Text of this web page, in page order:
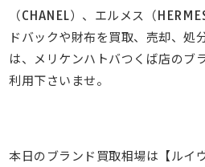
（CHANEL）、エルメス（
ドバックや財布を買取、売却、処
は、メリケンハトバつくば店のブ
利用下さいませ。
本日のブランド買取相場は【ルイ